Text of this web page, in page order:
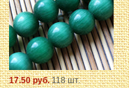
17.50 руб.118 шт.